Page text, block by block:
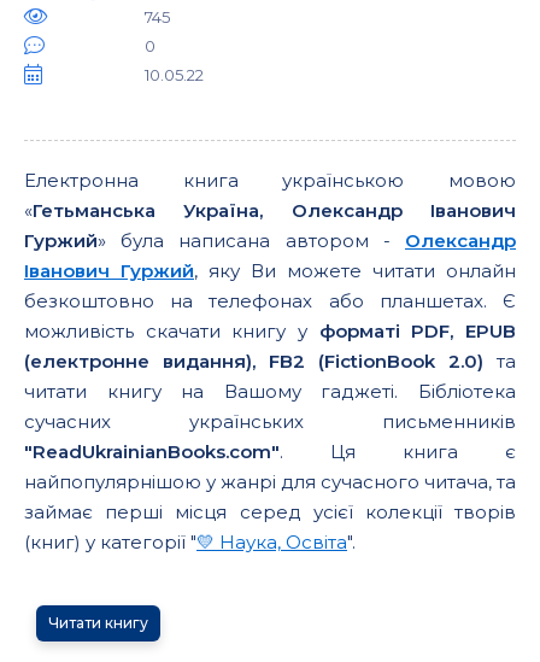
745
0
10.05.22
Електронна книга українською мовою
«Гетьманська Україна, Олександр Іванович
Гуржий» була написана автором - Олександр
Іванович Гуржий, яку Ви можете читати онлайн
безкоштовно на телефонах або планшетах. Є
можливість скачати книгу у форматі PDF, EPUB
(електронне видання), FB2 (FictionBook 2.0) та
читати книгу на Вашому гаджеті. Бібліотека
сучасних українських письменників
"ReadUkrainianBooks.com". Ця книга є
найпопулярнішою у жанрі для сучасного читача, та
займає перші місця серед усієї колекції творів
(книг) у категорії "💛 Наука, Освіта".
Читати книгу